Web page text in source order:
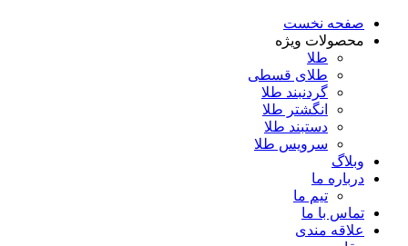
صفحه نخست
محصولات ویژه
طلا
طلای قسطی
گردنبند طلا
انگشتر طلا
دستبند طلا
سرویس طلا
وبلاگ
درباره ما
تیم ما
تماس با ما
علاقه مندی